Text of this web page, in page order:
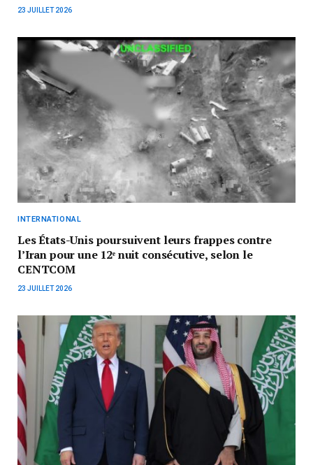
23 JUILLET 2026
INTERNATIONAL
Les États-Unis poursuivent leurs frappes contre
l’Iran pour une 12ᵉ nuit consécutive, selon le
CENTCOM
23 JUILLET 2026